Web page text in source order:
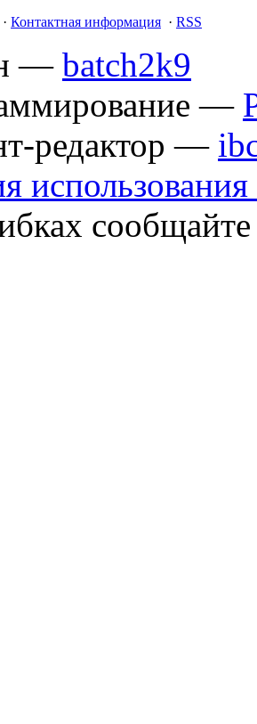
· Контактная информация · RSS
— batch2k9
—
редактор —
использования